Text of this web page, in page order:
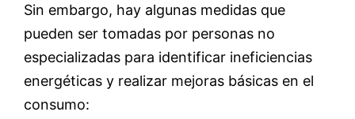
Sin embargo, hay algunas medidas que
pueden ser tomadas por personas no
especializadas para identificar ineficiencias
energéticas y realizar mejoras básicas en el
consumo: